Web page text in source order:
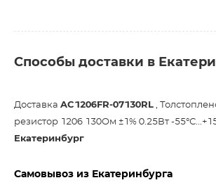
Способы доставки в
Доставка AC1206FR-07130RL ,
резистор 1206 130Ом ±1% 0.25Вт -
Екатеринбург
Самовывоз из Екатеринбурга